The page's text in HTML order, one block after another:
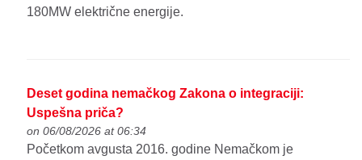
180MW električne energije.
Deset godina nemačkog Zakona o integraciji:
Uspešna priča?
on 06/08/2026 at 06:34
Početkom avgusta 2016. godine Nemačkom je